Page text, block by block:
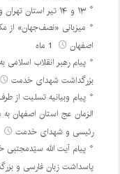
۱۳ و ۱۴ تیر استان تهران و ۱۵ تیر کل کشور تعطیل است
میزبانی «نصف‌جهان» از
اصفهان
پیام رهبر انقلاب
بزرگداشت شهدای خدمت
پیام وبیانیه تسلیت از
الزمان عج استان اصفهان
رئیسی و شهدای خدمت
پاسداشت زبان فارسی و